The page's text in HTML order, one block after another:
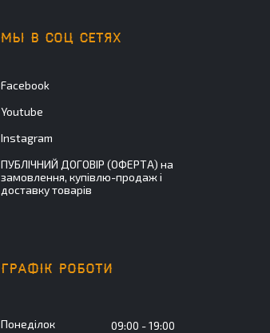
МЫ В СОЦ СЕТЯХ
Facebook
Youtube
Instagram
ПУБЛІЧНИЙ ДОГОВІР (ОФЕРТА) на
замовлення, купівлю-продаж і
доставку товарів
ГРАФІК РОБОТИ
Понеділок 09:00 19:00